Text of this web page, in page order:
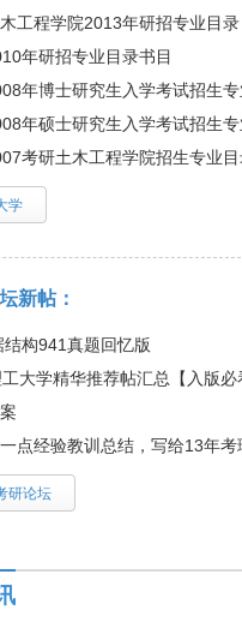
工程学院2013年研招专业目录
年研招专业目录书目
年博士研究生入学考试招生
年硕士研究生入学考试招生
考研土木工程学院招生专业
学
新帖：
构941真题回忆版
大学精华推荐帖汇总【入版必
点经验教训总结，写给13年
研论坛